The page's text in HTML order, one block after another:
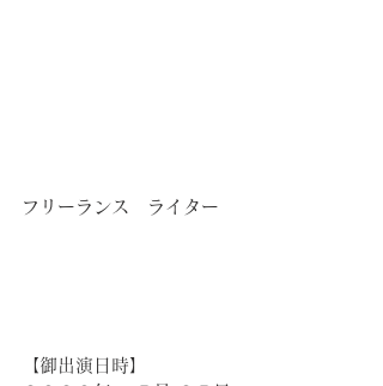
フリーランス　ライター
【御出演日時】